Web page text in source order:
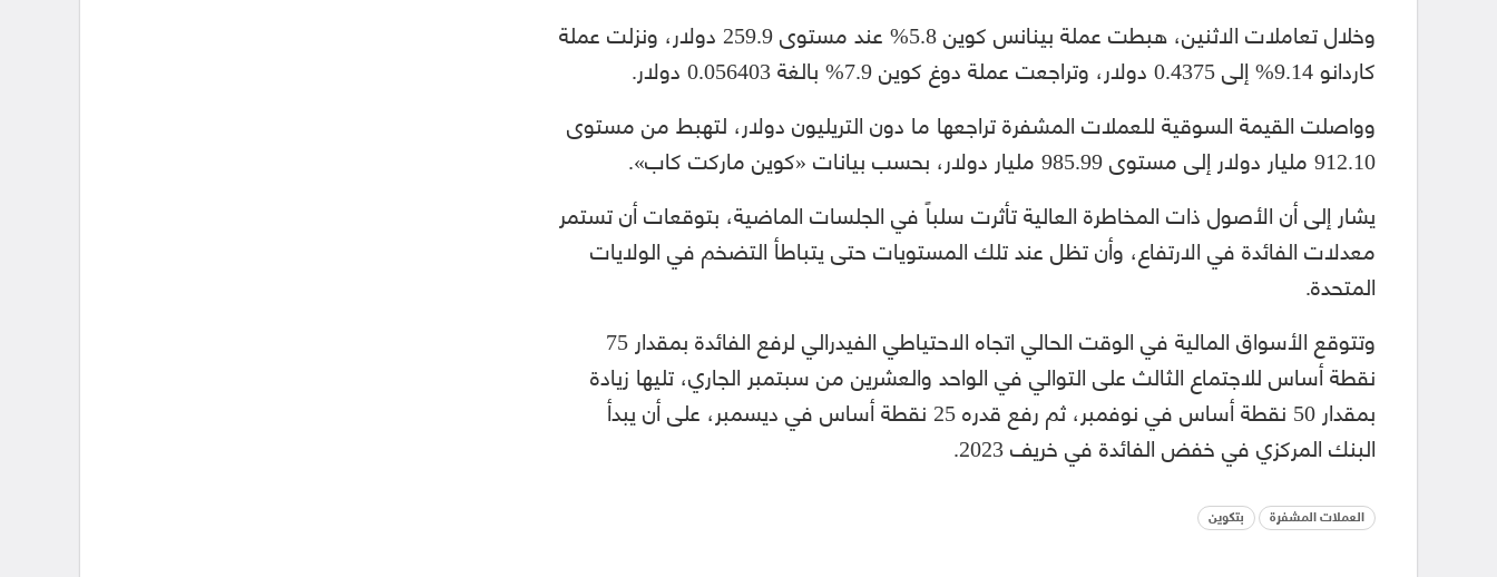
وخلال تعاملات الاثنين، هبطت عملة بينانس كوين 5.8% عند مستوى 259.9 دولار، ونزلت عملة
كاردانو 9.14% إلى 0.4375 دولار، وتراجعت عملة دوغ كوين 7.9% بالغة 0.056403 دولار.
وواصلت القيمة السوقية للعملات المشفرة تراجعها ما دون التريليون دولار، لتهبط من مستوى
912.10 مليار دولار إلى مستوى 985.99 مليار دولار، بحسب بيانات «كوين ماركت كاب».
يشار إلى أن الأصول ذات المخاطرة العالية تأثرت سلباً في الجلسات الماضية، بتوقعات أن تستمر
معدلات الفائدة في الارتفاع، وأن تظل عند تلك المستويات حتى يتباطأ التضخم في الولايات
المتحدة.
وتتوقع الأسواق المالية في الوقت الحالي اتجاه الاحتياطي الفيدرالي لرفع الفائدة بمقدار 75
نقطة أساس للاجتماع الثالث على التوالي في الواحد والعشرين من سبتمبر الجاري، تليها زيادة
بمقدار 50 نقطة أساس في نوفمبر، ثم رفع قدره 25 نقطة أساس في ديسمبر، على أن يبدأ
البنك المركزي في خفض الفائدة في خريف 2023.
العملات المشفرة بتكوين